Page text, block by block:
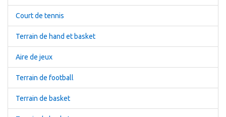
Court de tennis
Terrain de hand et basket
Aire de jeux
Terrain de football
Terrain de basket